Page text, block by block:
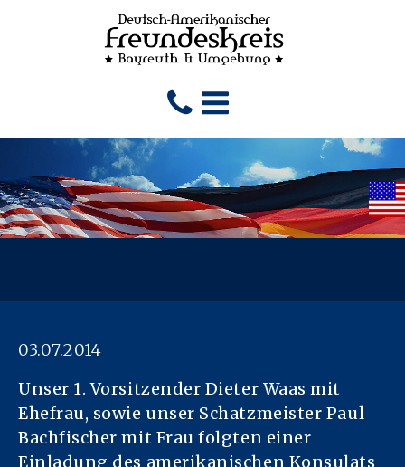
03.07.2014
Unser 1. Vorsitzender Dieter Waas mit
Ehefrau, sowie unser Schatzmeister Paul
Bachfischer mit Frau folgten einer
Einladung des amerikanischen Konsulats